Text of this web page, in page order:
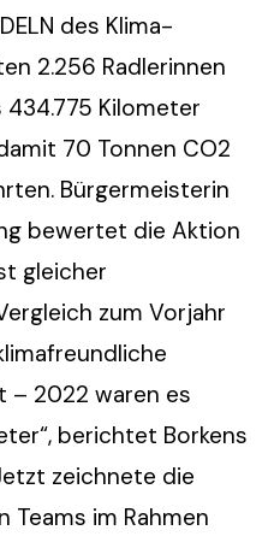
des Klima-
2.256 Radlerinnen
434.775 Kilometer
70 Tonnen CO2
Bürgermeisterin
bewertet die Aktion
gleicher
zum Vorjahr
– 2022 waren es
berichtet Borkens
zeichnete die
Teams im Rahmen